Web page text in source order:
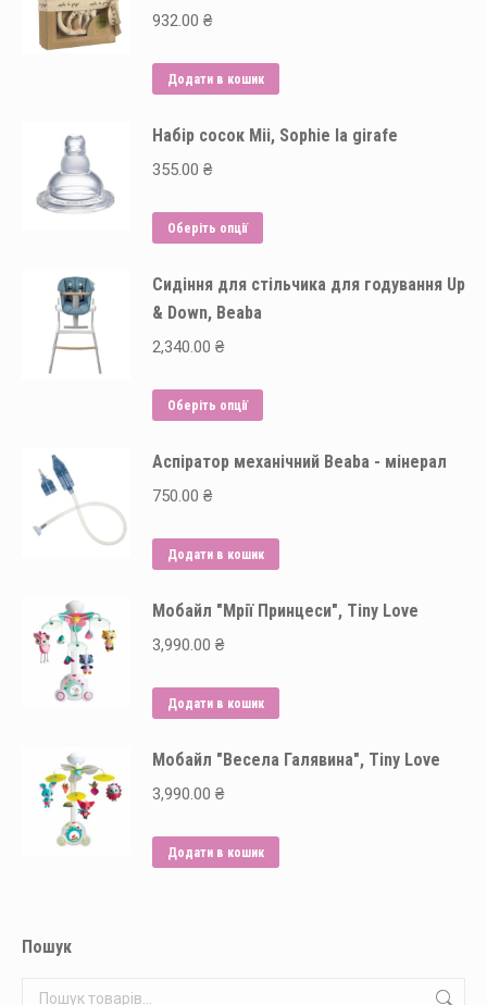
932.00 ₴
Додати в кошик
Набір сосок Mii, Sophie la girafe
355.00 ₴
Оберіть опції
має
на
Сидіння для стільчика для годування Up
& Down, Beaba
2,340.00 ₴
Оберіть опції
має
Параметри
вибрати
товару
Аспіратор механічний Beaba - мінерал
750.00 ₴
Додати в кошик
Мобайл "Мрії Принцеси", Tiny Love
3,990.00 ₴
Додати в кошик
Мобайл "Весела Галявина", Tiny Love
3,990.00 ₴
Додати в кошик
Пошук